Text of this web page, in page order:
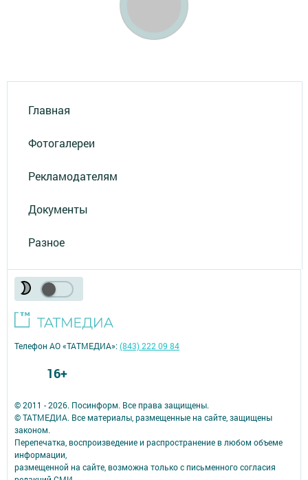
Главная
Фотогалереи
Рекламодателям
Документы
Разное
© 2011 - 2026. Посинформ. Все права защищены.
© ТАТМЕДИА. Все материалы, размещенные на сайте, защищены
законом.
Перепечатка, воспроизведение и распространение в любом объеме
информации,
размещенной на сайте, возможна только с письменного согласия
Телефон АО «ТАТМЕДИА»:(843) 222 09 84
16+